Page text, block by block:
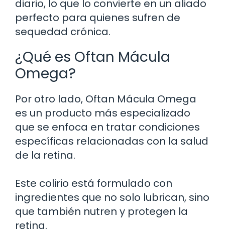
diario, lo que lo convierte en un aliado
perfecto para quienes sufren de
sequedad crónica.
¿Qué es Oftan Mácula
Omega?
Por otro lado, Oftan Mácula Omega
es un producto más especializado
que se enfoca en tratar condiciones
específicas relacionadas con la salud
de la retina.
Este colirio está formulado con
ingredientes que no solo lubrican, sino
que también nutren y protegen la
retina.